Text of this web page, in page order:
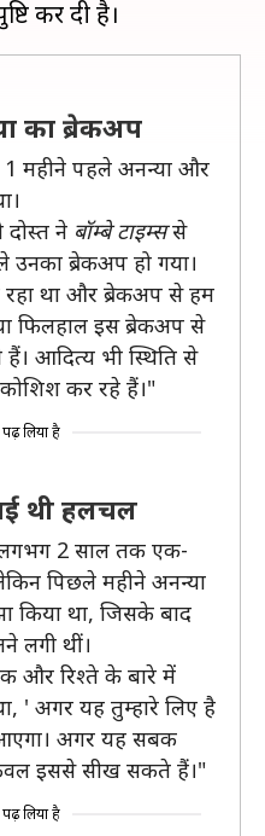
का ब्रेकअप
1 महीने पहले अनन्या और
दोस्त ने बॉम्बे टाइम्ससे
ब्रेकअप हो गया।
रहा था और ब्रेकअप से हम
फिलहाल इस ब्रेकअप से
आदित्य भी स्थिति से
कोशिश कर रहे हैं।"
पढ़ लिया है
थी हलचल
2 साल तक एक-
पिछले महीने अनन्या
किया था, जिसके बाद
लगी थीं।
और रिश्ते के बारे में
' अगर यह तुम्हारे लिए है
अगर यह सबक
इससे सीख सकते हैं।"
पढ़ लिया है